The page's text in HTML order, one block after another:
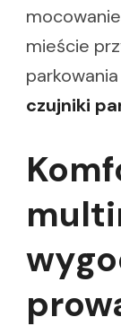
mieście
czujniki